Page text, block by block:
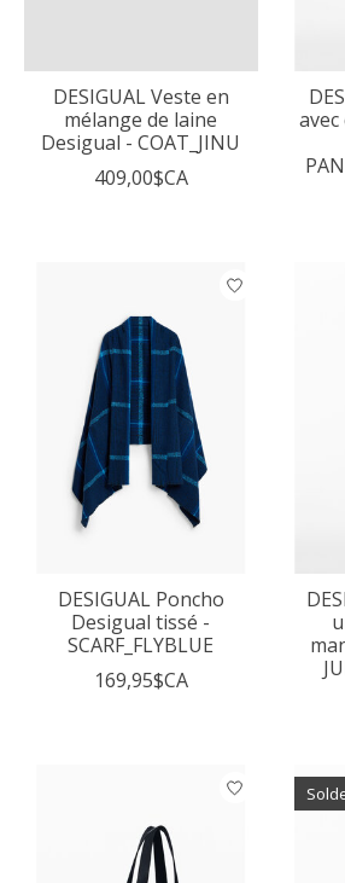
DESIGUAL Veste en
mélange de laine
Desigual - COAT_JINU
409,00$CA
DESIGUAL Poncho
Desigual tissé -
SCARF_FLYBLUE
169,95$CA